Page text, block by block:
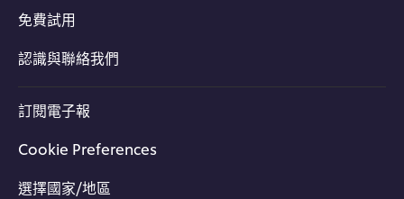
免費試用
認識與聯絡我們
訂閱電子報
Cookie Preferences
選擇國家/地區